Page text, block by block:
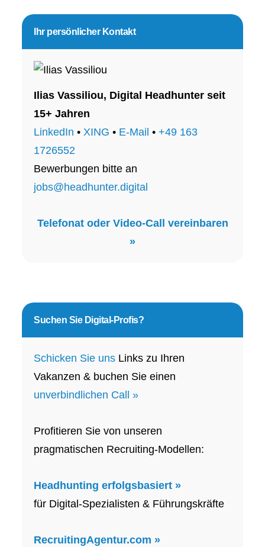
Seitenspalte
Ihr persönlicher Kontakt
Ilias Vassiliou, Digital Headhunter seit
15+ Jahren
LinkedIn •XING • E-Mail •+49 163
1726552
Bewerbungen bitte an
jobs@headhunter.digital
Telefonat oder Video-Call vereinbaren
»
Suchen SieDigital-Profis?
Schicken Sie uns Links zu Ihren
Vakanzen & buchen Sie einen
unverbindlichen Call »
Profitieren Sie von unseren
pragmatischen Recruiting-Modellen:
Headhunting erfolgsbasiert »
für Digital-Spezialisten & Führungskräfte
RecruitingAgentur.com »